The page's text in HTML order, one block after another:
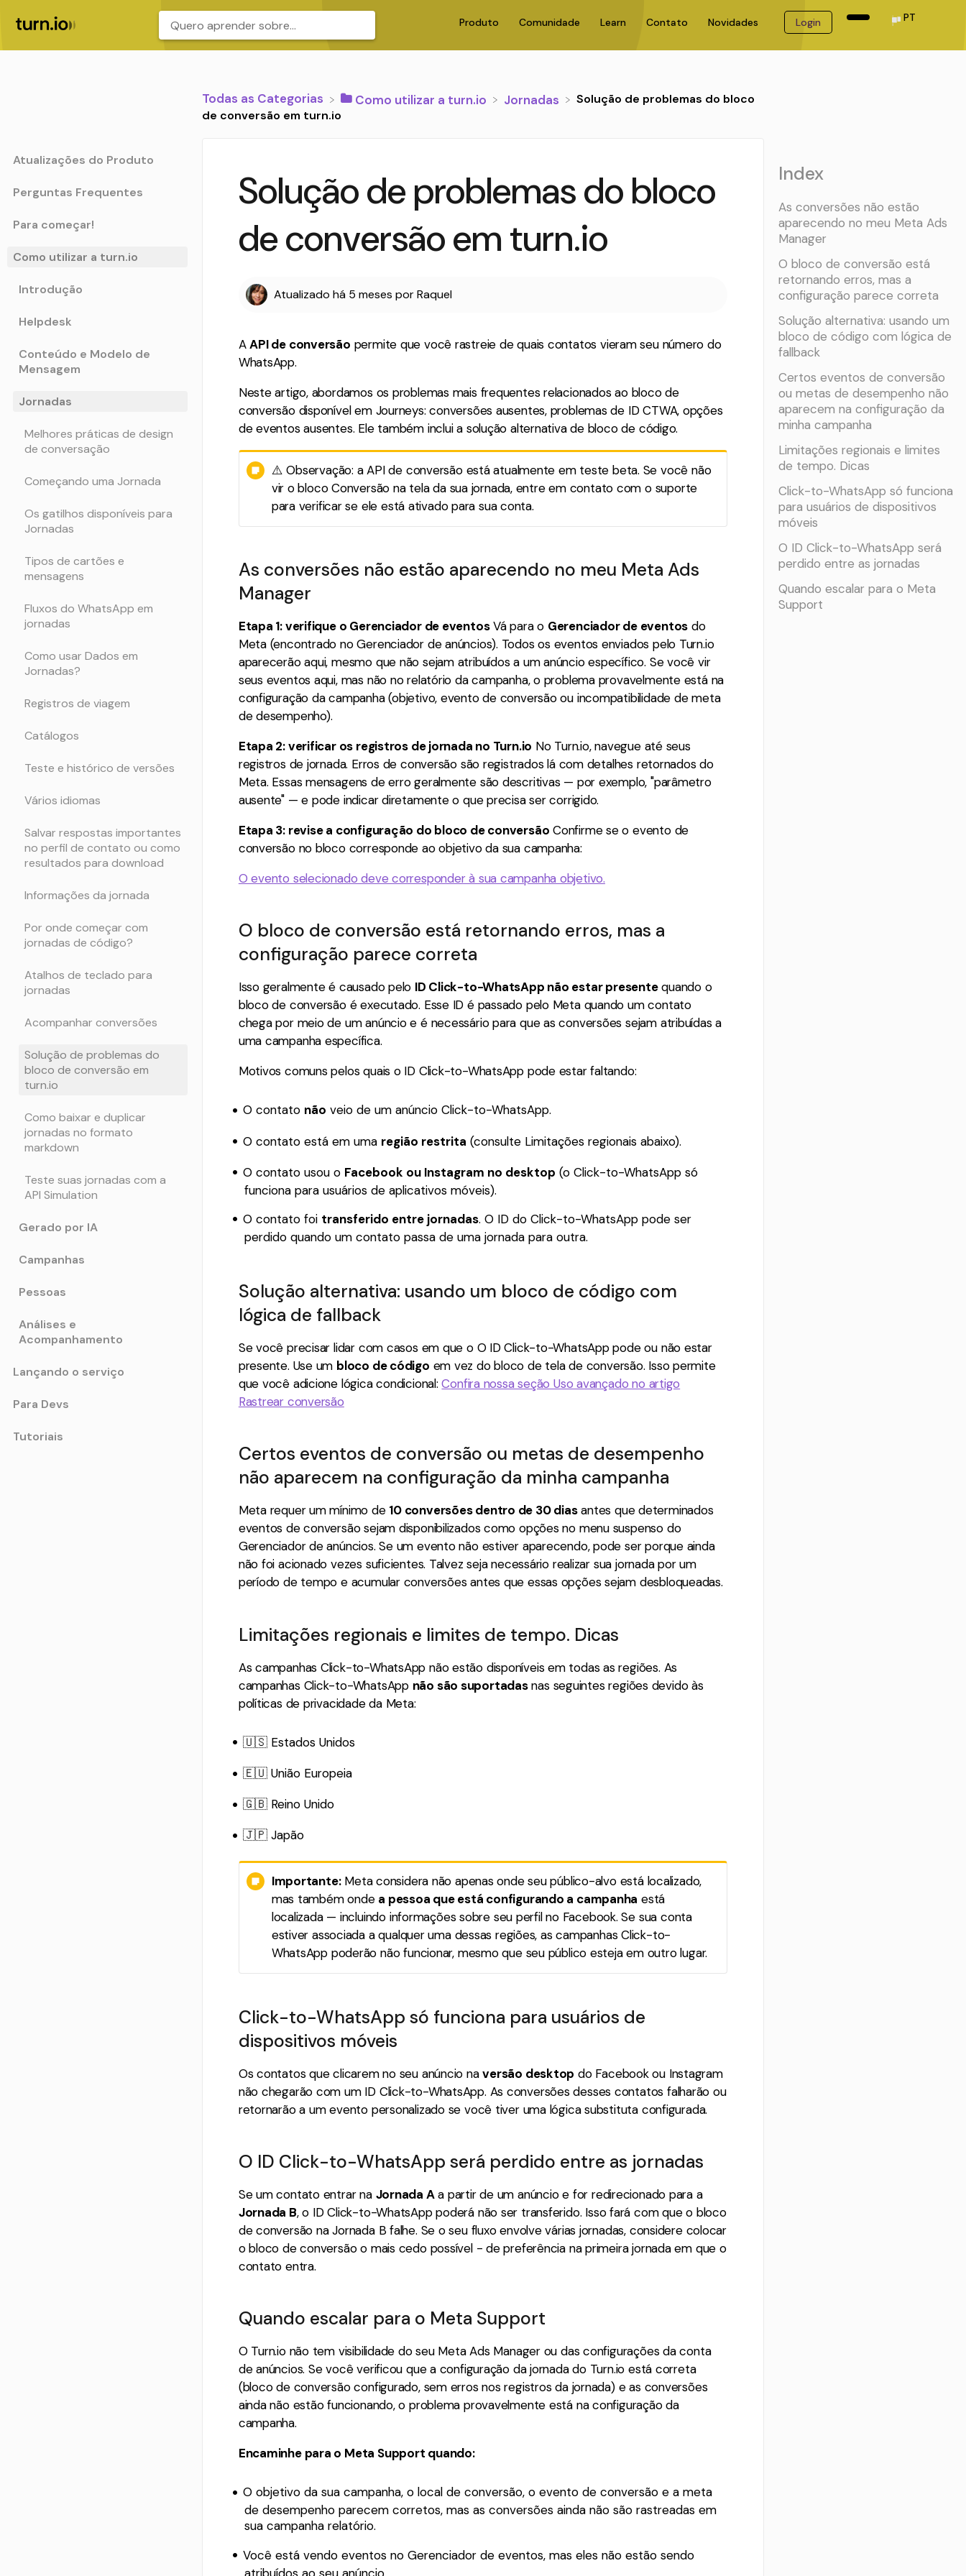
Produto Comunidade Learn Contato Novidades Login PT
Atualizações do Produto
Perguntas Frequentes
Para começar!
Como utilizar a turn.io
Introdução
Helpdesk
Conteúdo e Modelo de
Mensagem
Jornadas
Melhores práticas de design
de conversação
Começando uma Jornada
Os gatilhos disponíveis para
Jornadas
Tipos de cartões e
mensagens
Fluxos do WhatsApp em
jornadas
Como usar Dados em
Jornadas?
Registros de viagem
Catálogos
Teste e histórico de versões
Vários idiomas
Salvar respostas importantes
no perfil de contato ou como
resultados para download
Informações da jornada
Por onde começar com
jornadas de código?
Atalhos de teclado para
jornadas
Acompanhar conversões
Solução de problemas do
bloco de conversão em
turn.io
Como baixar e duplicar
jornadas no formato
markdown
Teste suas jornadas com a
API Simulation
Gerado por IA
Campanhas
Pessoas
Análises e
Acompanhamento
Lançando o serviço
Para Devs
Tutoriais
Index
As conversões não estão
aparecendo no meu Meta Ads
Manager
O bloco de conversão está
retornando erros, mas a
configuração parece correta
Solução alternativa: usando um
bloco de código com lógica de
fallback
Certos eventos de conversão
ou metas de desempenho não
aparecem na configuração da
minha campanha
Limitações regionais e limites
de tempo. Dicas
Click-to-WhatsApp só funciona
para usuários de dispositivos
móveis
O ID Click-to-WhatsApp será
perdido entre as jornadas
Quando escalar para o Meta
Support
Todas as Categorias ​Como utilizar a turn.io ​Jornadas
Solução de problemas do bloco
de conversão em turn.io
Solução de problemas do bloco
de conversão em turn.io
Atualizado há 5 meses porRaquel
AAPI de conversão permite que você rastreie de quais contatos vieram seu número do
WhatsApp.
Neste artigo, abordamos os problemas mais frequentes relacionados ao bloco de
conversão disponível em Journeys: conversões ausentes, problemas de ID CTWA, opções
de eventos ausentes. Ele também inclui a solução alternativa de bloco de código.
⚠️ Observação: a API de conversão está atualmente em teste beta. Se você não
vir o bloco Conversão na tela da sua jornada, entre em contato com o suporte
para verificar se ele está ativado para sua conta.
As conversões não estão aparecendo no meu Meta Ads
Manager
Etapa 1: verifique o Gerenciador de eventosVá para o Gerenciador de eventos do
Meta (encontrado no Gerenciador de anúncios). Todos os eventos enviados pelo Turn.io
aparecerão aqui, mesmo que não sejam atribuídos a um anúncio específico. Se você vir
seus eventos aqui, mas não no relatório da campanha, o problema provavelmente está na
configuração da campanha (objetivo, evento de conversão ou incompatibilidade de meta
de desempenho).
Etapa 2: verificar os registros de jornada no Turn.io No Turn.io, navegue até seus
registros de jornada. Erros de conversão são registrados lá com detalhes retornados do
Meta. Essas mensagens de erro geralmente são descritivas — por exemplo, "parâmetro
ausente" — e pode indicar diretamente o que precisa ser corrigido.
Etapa 3: revise a configuração do bloco de conversão Confirme se o evento de
conversão no bloco corresponde ao objetivo da sua campanha:
O evento selecionado deve corresponder à sua campanha objetivo.
O bloco de conversão está retornando erros, mas a
configuração parece correta
Isso geralmente é causado pelo ID Click-to-WhatsApp não estar presentequando o
bloco de conversão é executado. Esse ID é passado pelo Meta quando um contato
chega por meio de um anúncio e é necessário para que as conversões sejam atribuídas a
uma campanha específica.
Motivos comuns pelos quais o ID Click-to-WhatsApp pode estar faltando:
O contato não veio de um anúncio Click-to-WhatsApp.
O contato está em uma região restrita (consulte Limitações regionais abaixo).
O contato usou o Facebook ou Instagram no desktop (o Click-to-WhatsApp só
funciona para usuários de aplicativos móveis).
O contato foi transferido entre jornadas. O ID do Click-to-WhatsApp pode ser
perdido quando um contato passa de uma jornada para outra.
Solução alternativa: usando um bloco de código com
lógica de fallback
Se você precisar lidar com casos em que o O ID Click-to-WhatsApp pode ou não estar
presente. Use um bloco de código em vez do bloco de tela de conversão. Isso permite
que você adicione lógica condicional:Confira nossa seção Uso avançado no artigo
Rastrear conversão
Certos eventos de conversão ou metas de desempenho
não aparecem na configuração da minha campanha
Meta requer um mínimo de 10 conversões dentro de 30 diasantes que determinados
eventos de conversão sejam disponibilizados como opções no menu suspenso do
Gerenciador de anúncios. Se um evento não estiver aparecendo, pode ser porque ainda
não foi acionado vezes suficientes. Talvez seja necessário realizar sua jornada por um
período de tempo e acumular conversões antes que essas opções sejam desbloqueadas.
Limitações regionais e limites de tempo. Dicas
As campanhas Click-to-WhatsApp não estão disponíveis em todas as regiões. As
campanhas Click-to-WhatsApp não são suportadasnas seguintes regiões devido às
políticas de privacidade da Meta:
🇺🇸 Estados Unidos
🇪🇺 União Europeia
🇬🇧 Reino Unido
🇯🇵 Japão
Importante:Meta considera não apenas onde seu público-alvo está localizado,
mas também onde a pessoa que está configurando a campanha está
localizada — incluindo informações sobre seu perfil no Facebook. Se sua conta
estiver associada a qualquer uma dessas regiões, as campanhas Click-to-
WhatsApp poderão não funcionar, mesmo que seu público esteja em outro lugar.
Click-to-WhatsApp só funciona para usuários de
dispositivos móveis
Os contatos que clicarem no seu anúncio naversão desktop do Facebook ou Instagram
não chegarão com um ID Click-to-WhatsApp. As conversões desses contatos falharão ou
retornarão a um evento personalizado se você tiver uma lógica substituta configurada.
O ID Click-to-WhatsApp será perdido entre as jornadas
Se um contato entrar na Jornada Aa partir de um anúncio e for redirecionado para a
Jornada B, o ID Click-to-WhatsApp poderá não ser transferido. Isso fará com que o bloco
de conversão na Jornada B falhe. Se o seu fluxo envolve várias jornadas, considere colocar
o bloco de conversão o mais cedo possível - de preferência na primeira jornada em que o
contato entra.
Quando escalar para o Meta Support
O Turn.io não tem visibilidade do seu Meta Ads Manager ou das configurações da conta
de anúncios. Se você verificou que a configuração da jornada do Turn.io está correta
(bloco de conversão configurado, sem erros nos registros da jornada) e as conversões
ainda não estão funcionando, o problema provavelmente está na configuração da
campanha.
Encaminhe para o Meta Support quando:
O objetivo da sua campanha, o local de conversão, o evento de conversão e a meta
de desempenho parecem corretos, mas as conversões ainda não são rastreadas em
sua campanha relatório.
Você está vendo eventos no Gerenciador de eventos, mas eles não estão sendo
atribuídos ao seu anúncio.
.